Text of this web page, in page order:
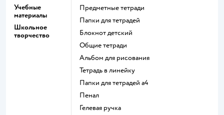
Учебные
материалы
Школьное
творчество
Предметные тетради
Папки для тетрадей
Блокнот детский
Общие тетради
Альбом для рисования
Тетрадь в линейку
Папки для тетрадей а4
Пенал
Гелевая ручка